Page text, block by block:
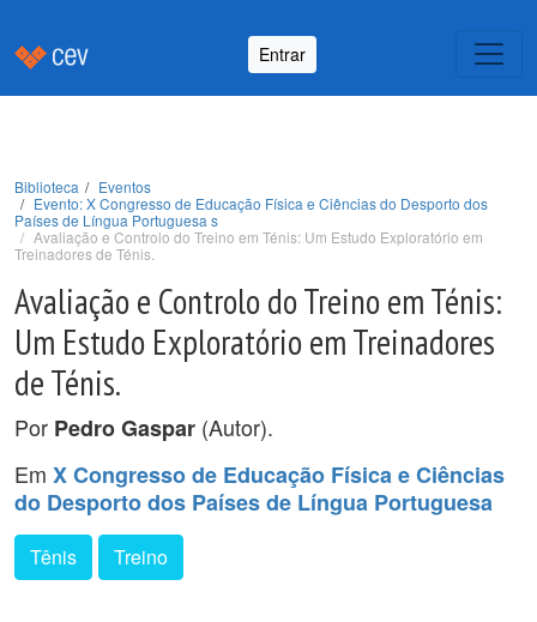
Entrar
Biblioteca
Eventos
Evento: X Congresso de Educação Física e Ciências do Desporto dos
Países de Língua Portuguesa s
Avaliação e Controlo do Treino em Ténis: Um Estudo Exploratório em
Treinadores de Ténis.
Avaliação e Controlo do Treino em Ténis:
Um Estudo Exploratório em Treinadores
de Ténis.
Por Pedro Gaspar (Autor).
Em X Congresso de Educação Física e Ciências
do Desporto dos Países de Língua Portuguesa
Tênis Treino